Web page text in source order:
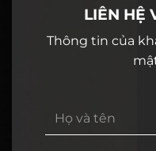
LIÊN HỆ
Thông tin của